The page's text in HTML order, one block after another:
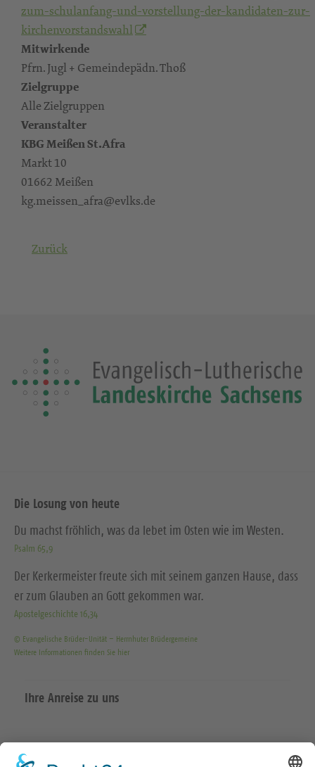
zum-schulanfang-und-vorstellung-der-kandidaten-zur-
kirchenvorstandswahl
Mitwirkende
Pfrn. Jugl + Gemeindepädn. Thoß
Zielgruppe
Alle Zielgruppen
Veranstalter
KBG Meißen St.Afra
Markt 10
01662 Meißen
kg.meissen_afra@evlks.de
Zurück
Die Losung von heute
Du machst fröhlich, was da lebet im Osten wie im Westen.
Psalm 65,9
Der Kerkermeister freute sich mit seinem ganzen Hause, dass
er zum Glauben an Gott gekommen war.
Apostelgeschichte 16,34
© Evangelische Brüder-Unität – Herrnhuter Brüdergemeine
Weitere Informationen finden Sie hier
Ihre Anreise zu uns